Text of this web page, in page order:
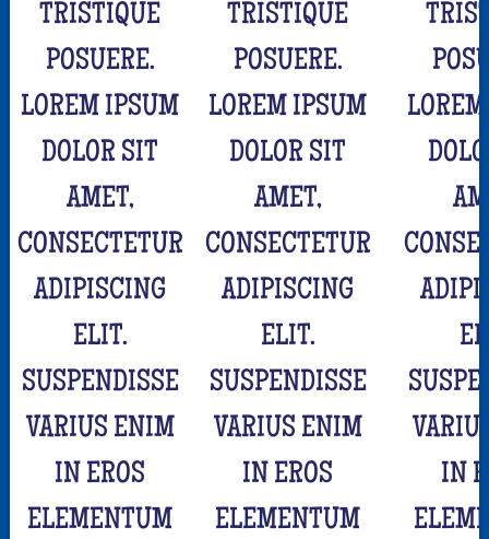
TRISTIQUE
POSUERE.
TRISTIQUE
POSUERE.
LOREM IPSUM
DOLOR SIT
AMET,
CONSECTETUR
ADIPISCING
ELIT.
SUSPENDISSE
VARIUS ENIM
IN EROS
ELEMENTUM
LOREM IPSUM
DOLOR SIT
AMET,
CONSECTETUR
ADIPISCING
ELIT.
SUSPENDISSE
VARIUS ENIM
IN EROS
ELEMENTUM
IN